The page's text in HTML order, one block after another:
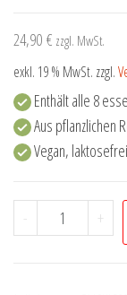
24,90 € zzgl. MwSt.
exkl. 19 % MwSt. zzgl.
Enthält alle 8
Aus pflanzlichen
Vegan,
- +